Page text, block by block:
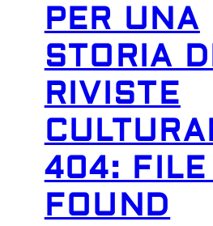
PER UNA
STORIA
RIVISTE
404: FILE
FOUND